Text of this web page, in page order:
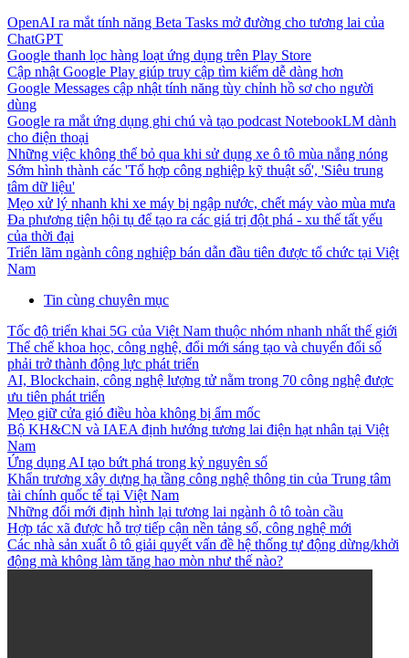
OpenAI ra mắt tính năng Beta Tasks mở đường cho tương lai của
ChatGPT
Google thanh lọc hàng loạt ứng dụng trên Play Store
Cập nhật Google Play giúp truy cập tìm kiếm dễ dàng hơn
Google Messages cập nhật tính năng tùy chỉnh hồ sơ cho người
dùng
Google ra mắt ứng dụng ghi chú và tạo podcast NotebookLM dành
cho điện thoại
Những việc không thể bỏ qua khi sử dụng xe ô tô mùa nắng nóng
Sớm hình thành các 'Tổ hợp công nghiệp kỹ thuật số', 'Siêu trung
tâm dữ liệu'
Mẹo xử lý nhanh khi xe máy bị ngập nước, chết máy vào mùa mưa
Đa phương tiện hội tụ để tạo ra các giá trị đột phá - xu thế tất yếu
của thời đại
Triển lãm ngành công nghiệp bán dẫn đầu tiên được tổ chức tại Việt
Nam
Tin cùng chuyên mục
Tốc độ triển khai 5G của Việt Nam thuộc nhóm nhanh nhất thế giới
Thể chế khoa học, công nghệ, đổi mới sáng tạo và chuyển đổi số
phải trở thành động lực phát triển
AI, Blockchain, công nghệ lượng tử nằm trong 70 công nghệ được
ưu tiên phát triển
Mẹo giữ cửa gió điều hòa không bị ẩm mốc
Bộ KH&CN và IAEA định hướng tương lai điện hạt nhân tại Việt
Nam
Ứng dụng AI tạo bứt phá trong kỷ nguyên số
Khẩn trương xây dựng hạ tầng công nghệ thông tin của Trung tâm
tài chính quốc tế tại Việt Nam
Những đổi mới định hình lại tương lai ngành ô tô toàn cầu
Hợp tác xã được hỗ trợ tiếp cận nền tảng số, công nghệ mới
Các nhà sản xuất ô tô giải quyết vấn đề hệ thống tự động dừng/khởi
động mà không làm tăng hao mòn như thế nào?